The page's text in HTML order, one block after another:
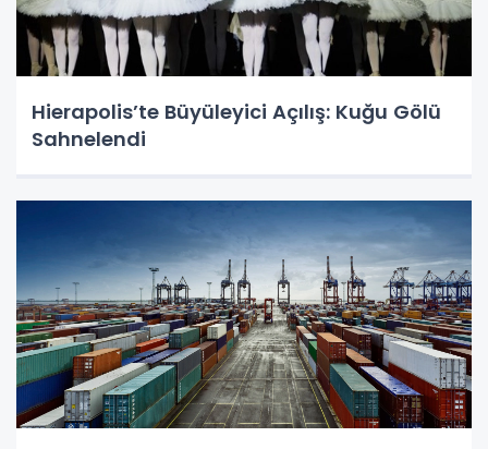
Hierapolis’te Büyüleyici Açılış: Kuğu Gölü
Sahnelendi